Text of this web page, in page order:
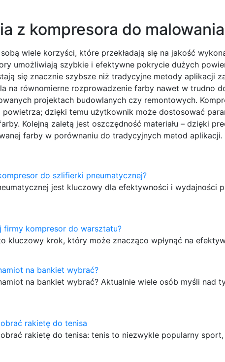
z kompresora do
wiele korzyści, które przekładają się na jakość
umożliwiają szybkie i efektywne pokrycie dużych
się znacznie szybsze niż tradycyjne metody aplikacji
na równomierne rozprowadzenie farby nawet w trudno
projektach budowlanych czy remontowych.
dzięki temu użytkownik może dostosować
Kolejną zaletą jest oszczędność materiału – dzięki
farby w porównaniu do tradycyjnych metod aplikacji.
do szlifierki pneumatycznej?
jest kluczowy dla efektywności i wydajności
firmy kompresor do warsztatu?
kluczowy krok, który może znacząco wpłynąć na
na bankiet wybrać?
na bankiet wybrać? Aktualnie wiele osób myśli nad
rakietę do tenisa
rakietę do tenisa: tenis to niezwykle popularny